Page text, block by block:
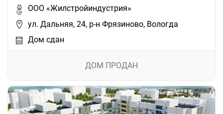
ООО «Жилстройиндустрия»
ул. Дальняя, 24, р-н Фрязиново, Вологда
Дом сдан
ДОМ ПРОДАН